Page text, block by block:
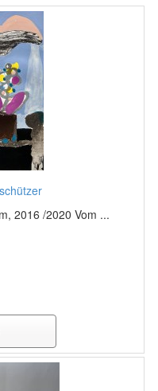
2016 /2020 Vom ...